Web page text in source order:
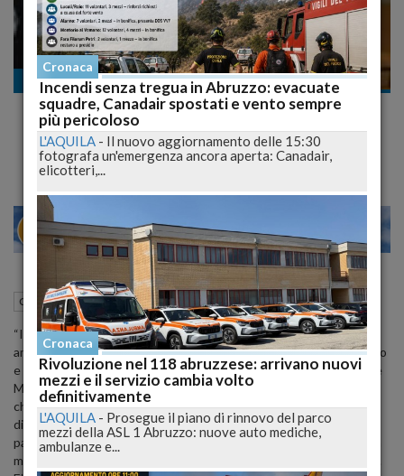
Cronaca
Dopo il dibattito approvata la delibera sulla
riduzione Imu a Pescara
MILANO 23 28
Cronaca Pescara (PE) 01 Novembre 2012 10:15
“Il Pd prenda lezioni ed esempio dal Pdl: nei Comuni in cui
amministra la maggioranza di centro-destra c’è confronto, dibattito
e mediazione, a Pescara mirabilmente condotta dal sindaco Albore
Mascia. Nei Comuni in cui amministra il centro-sinistra, a pochi
chilometri da Pescara, come Montesilvano, si nega persino il
dibattito in aula sull’Imue in quella città di 60mila abitanti si
pagheranno le aliquote massimali, senza agevolazioni per chi ha un
mutuo, per le giovani coppie o per le case date in comodato ai figli.
Cronaca
Incendi senza tregua in Abruzzo: evacuate
squadre, Canadair spostati e vento sempre
più pericoloso
L'AQUILA - Il nuovo aggiornamento delle 15:30
fotografa un'emergenza ancora aperta: Canadair,
elicotteri,...
Cronaca
Rivoluzione nel 118 abruzzese: arrivano nuovi
mezzi e il servizio cambia volto
definitivamente
L'AQUILA - Prosegue il piano di rinnovo del parco
mezzi della ASL 1 Abruzzo: nuove auto mediche,
ambulanze e...